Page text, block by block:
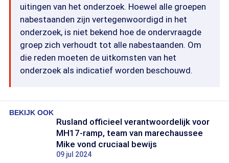
uitingen van het onderzoek. Hoewel alle groepen
nabestaanden zijn vertegenwoordigd in het
onderzoek, is niet bekend hoe de ondervraagde
groep zich verhoudt tot alle nabestaanden. Om
die reden moeten de uitkomsten van het
onderzoek als indicatief worden beschouwd.
BEKIJK OOK
Rusland officieel verantwoordelijk voor
MH17-ramp, team van marechaussee
Mike vond cruciaal bewijs
09 jul 2024